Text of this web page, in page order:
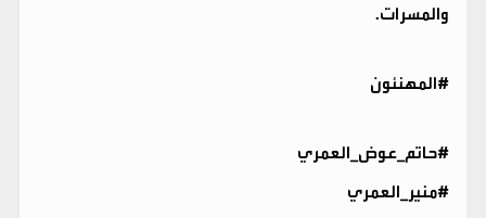
والمسرات.
#المهنئون
#حاتم_عوض_العمري
#منير_العمري